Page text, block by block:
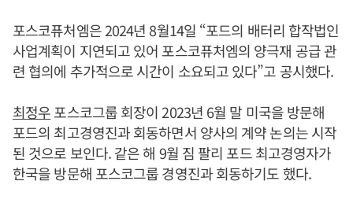
포스코퓨처엠은 2024년 8월14일 “포드의 배터리 합작법인
사업계획이 지연되고 있어 포스코퓨처엠의 양극재 공급 관
련 협의에 추가적으로 시간이 소요되고 있다”고 공시했다.
최정우포스코그룹 회장이 2023년 6월 말 미국을 방문해
포드의 최고경영진과 회동하면서 양사의 계약 논의는 시작
된 것으로 보인다. 같은 해 9월 짐 팔리 포드 최고경영자가
한국을 방문해 포스코그룹 경영진과 회동하기도 했다.